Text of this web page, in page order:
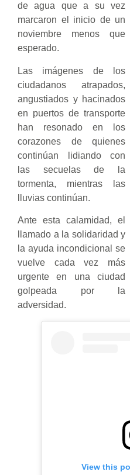
de agua que a su vez
marcaron el inicio de un
noviembre menos que
esperado.
Las imágenes de los
ciudadanos atrapados,
angustiados y hacinados
en puertos de transporte
han resonado en los
corazones de quienes
continúan lidiando con
las secuelas de la
tormenta, mientras las
lluvias continúan.
Ante esta calamidad, el
llamado a la solidaridad y
la ayuda incondicional se
vuelve cada vez más
urgente en una ciudad
golpeada por la
adversidad.
View this